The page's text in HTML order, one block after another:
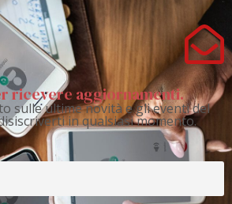
ricevere aggiornamenti.
sulle ultime novità e gli eventi del
in qualsiasi momento.